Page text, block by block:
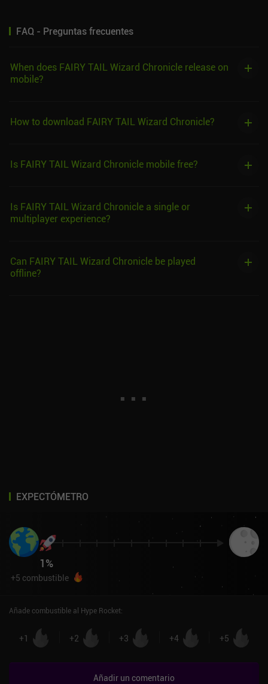
FAQ - Preguntas frecuentes
When does FAIRY TAIL Wizard Chronicle release on
mobile?
How to download FAIRY TAIL Wizard Chronicle?
Is FAIRY TAIL Wizard Chronicle mobile free?
Is FAIRY TAIL Wizard Chronicle a single or
multiplayer experience?
Can FAIRY TAIL Wizard Chronicle be played
offline?
EXPECTÓMETRO
1%
+5 combustible
Añade combustible al Hype Rocket:
+1 +2 +3 +4 +5
Añadir un comentario